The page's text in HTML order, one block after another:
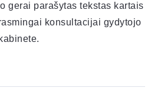
gerai parašytas tekstas kartais
konsultacijai gydytojo
kabinete.